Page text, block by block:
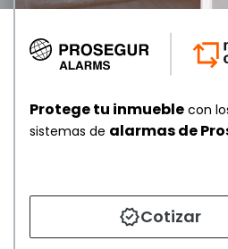
Protege tu inmueble con
sistemas de alarmas de
Cotizar